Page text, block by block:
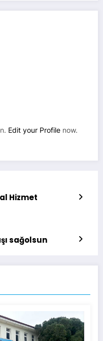
Edit your Profile now.
Hizmet
sağolsun